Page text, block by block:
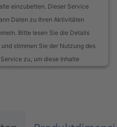
einzubetten. Dieser Service
Daten zu Ihren Aktivitäten
Bitte lesen Sie die Details
stimmen Sie der Nutzung des
Service zu, um diese Inhalte
Akzeptieren